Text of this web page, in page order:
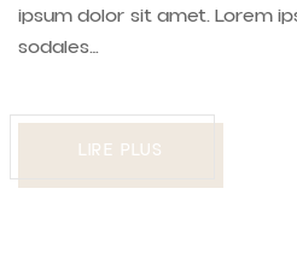
ipsum dolor sit amet. Lorem
sodales…
LIRE PLUS